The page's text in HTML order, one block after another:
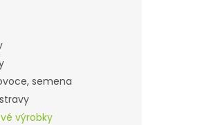
semena
výrobky